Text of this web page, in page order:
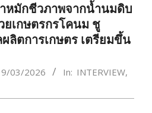
หมักชีวภาพจากน้ำนมดิบ
ยเกษตรกรโคนม ชู
ลิตการเกษตร เตรียมขึ้น
03/2026 In: INTERVIEW,